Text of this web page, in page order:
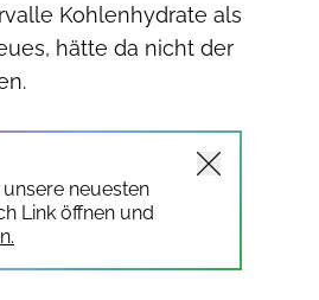
Kohlenhydrate als
hätte da nicht der
neuesten
Link öffnen und